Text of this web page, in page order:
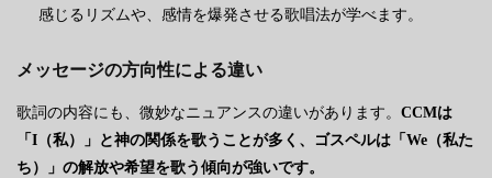
感じるリズムや、感情を爆発させる歌唱法が学べます。
メッセージの方向性による違い
歌詞の内容にも、微妙なニュアンスの違いがあります。 CCMは
「I（私）」と神の関係を歌うことが多く、ゴスペルは「We（私た
ち）」の解放や希望を歌う傾向が強いです。